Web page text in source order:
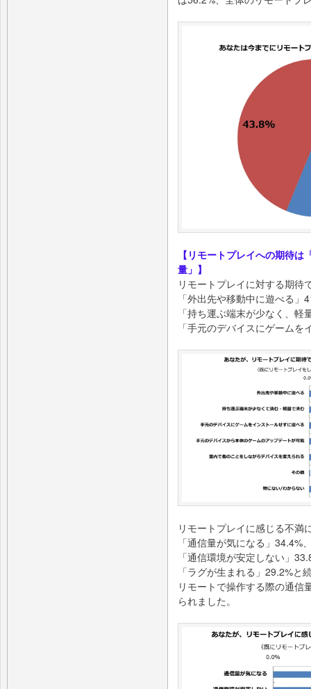
【リモートプレイへの期待
量」】
リモートプレイに対する期待
「外出先や移動中に遊べる」
「持ち運ぶ端末が少なく、軽
「手元のデバイスにゲーム
リモートプレイに感じる不満
「通信量が気になる」34.4%
「通信環境が安定しない」
「ラグが生まれる」29.2%と
リモートで操作する際の通信
られました。